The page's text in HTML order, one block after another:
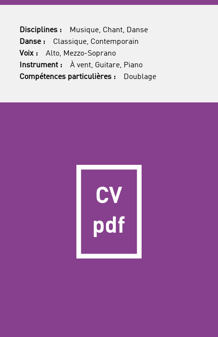
Disciplines :
Musique, Chant, Danse
Danse :
Classique, Contemporain
Voix :
Alto, Mezzo-Soprano
Instrument :
À vent, Guitare, Piano
Compétences particulières :
Doublage